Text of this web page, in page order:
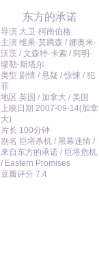
东方的承诺
导演 大卫·柯南伯格
主演 维果·莫腾森 / 娜奥米·
沃茨 / 文森特·卡索 / 阿明·
缪勒-斯塔尔
类型 剧情 / 悬疑 / 惊悚 / 犯
罪
地区 英国 / 加拿大 / 美国
上映日期 2007-09-14(加拿
大)
片长 100分钟
别名 巨塔杀机 / 黑幕迷情 /
来自东方的承诺 / 巨塔危机
/ Eastern Promises
豆瓣评分 7.4